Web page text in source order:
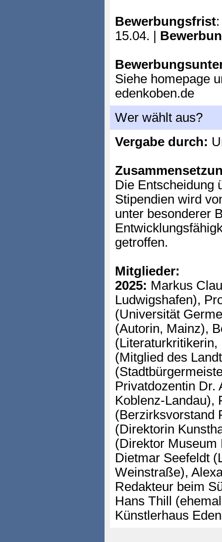
Bewerbungsfrist
15.04. |
Siehe homepage
edenkoben.de
Wer wählt aus?
Vergabe durch:
Die Entscheidung
Stipendien wird
unter besonderer
getroffen.
Mitglieder:
2025: Markus
Ludwigshafen),
(Universität
(Autorin, Mainz),
(Mitglied des
Privatdozentin Dr.
Koblenz-Landau),
(Berzirksvorstand
(Direktorin
(Direktor Museum
Dietmar Seefeldt
Weinstraße),
Redakteur beim
Hans Thill
Künstlerhaus